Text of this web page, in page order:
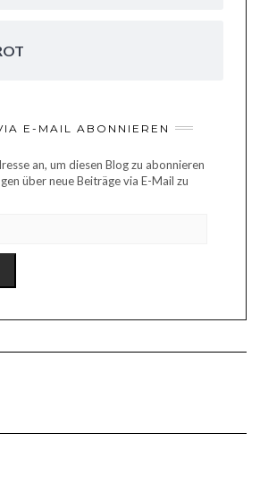
E-MAIL ABONNIEREN
an, um diesen Blog zu abonnieren
über neue Beiträge via E-Mail zu